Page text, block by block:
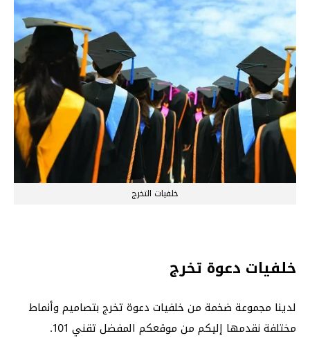
خلفيات التخرج
خلفيات دعوة تخرج
لدينا مجموعة ضخمة من خلفيات دعوة تخرج بتصاميم وأنماط
مختلفة نقدمها إليكم من موقعكم المفضل تقني 101.